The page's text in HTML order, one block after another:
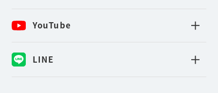
YouTube
LINE